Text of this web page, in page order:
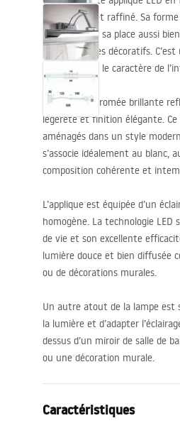
minimaliste et raffiné. Sa
parfaitement sa place aussi
ou des espaces décoratifs.
avec subtilité le caractère de
La surface chromée brillante
légèreté et finition élégante. Ce
aménagés dans un style
s’associe idéalement au blanc,
composition cohérente et
L’applique est équipée d’un
homogène. La technologie LED
de vie et son excellente
lumière douce et bien diffusée
ou de décorations murales.
Un autre atout de la lampe est
la lumière et d’adapter
dessus d’un miroir de salle de
ou une décoration murale.
Caractéristiques